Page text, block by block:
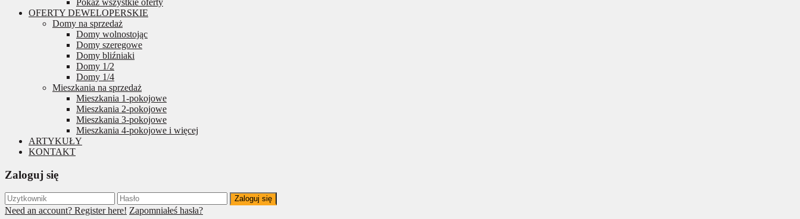
Pokaż wszystkie oferty
OFERTY DEWELOPERSKIE
Domy na sprzedaż
Domy wolnostojąc
Domy szeregowe
Domy bliźniaki
Domy 1/2
Domy 1/4
Mieszkania na sprzedaż
Mieszkania 1-pokojowe
Mieszkania 2-pokojowe
Mieszkania 3-pokojowe
Mieszkania 4-pokojowe i więcej
ARTYKUŁY
KONTAKT
Zaloguj się
Zaloguj się
Need an account? Register here! Zapomniałeś hasła?